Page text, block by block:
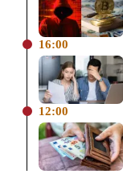
16:00
12:00